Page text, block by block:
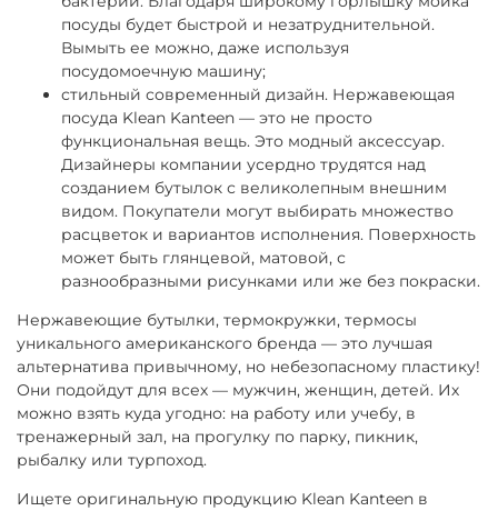
посуды будет быстрой и незатруднительной.
Вымыть ее можно, даже используя
посудомоечную машину;
стильный современный дизайн. Нержавеющая
посуда Klean Kanteen — это не просто
функциональная вещь. Это модный аксессуар.
Дизайнеры компании усердно трудятся над
созданием бутылок с великолепным внешним
видом. Покупатели могут выбирать множество
расцветок и вариантов исполнения. Поверхность
может быть глянцевой, матовой, с
разнообразными рисунками или же без покраски.
Нержавеющие бутылки, термокружки, термосы
уникального американского бренда — это лучшая
альтернатива привычному, но небезопасному пластику!
Они подойдут для всех — мужчин, женщин, детей. Их
можно взять куда угодно: на работу или учебу, в
тренажерный зал, на прогулку по парку, пикник,
рыбалку или турпоход.
Ищете оригинальную продукцию Klean Kanteen в